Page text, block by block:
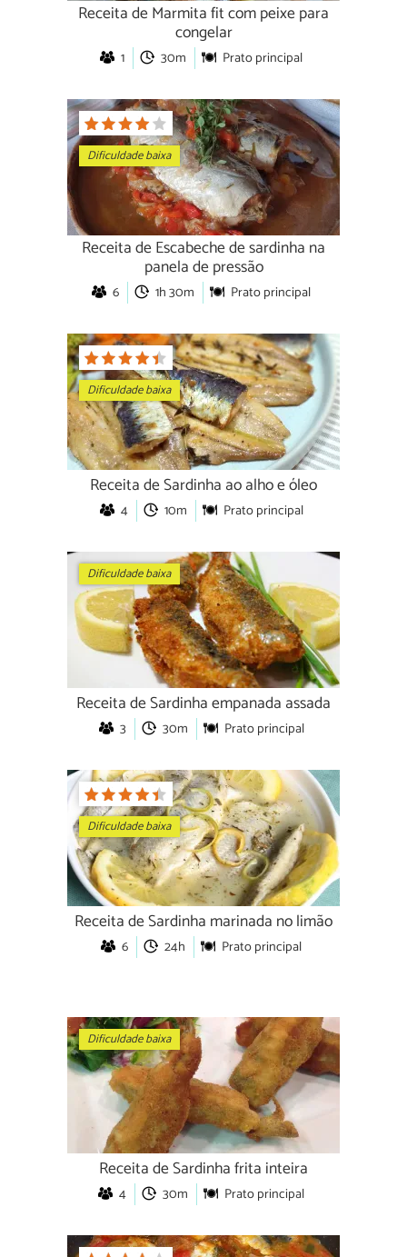
Receita de Marmita fit com peixe para
congelar
1 30m Prato principal
Dificuldade baixa
Receita de Escabeche de sardinha na
panela de pressão
6 1h 30m Prato principal
Dificuldade baixa
Receita de Sardinha ao alho e óleo
4 10m Prato principal
Dificuldade baixa
Receita de Sardinha empanada assada
3 30m Prato principal
Dificuldade baixa
Receita de Sardinha marinada no limão
6 24h Prato principal
Dificuldade baixa
Receita de Sardinha frita inteira
4 30m Prato principal